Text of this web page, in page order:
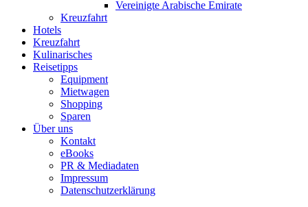
Vereinigte Arabische Emirate
Kreuzfahrt
Hotels
Kreuzfahrt
Kulinarisches
Reisetipps
Equipment
Mietwagen
Shopping
Sparen
Über uns
Kontakt
eBooks
PR & Mediadaten
Impressum
Datenschutzerklärung